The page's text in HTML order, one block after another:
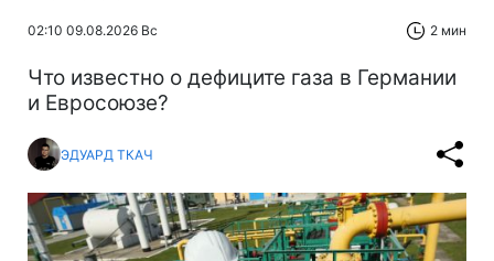
02:10 09.08.2026 Вс 2 мин
Что известно о дефиците газа в Германии
и Евросоюзе?
ЭДУАРД ТКАЧ